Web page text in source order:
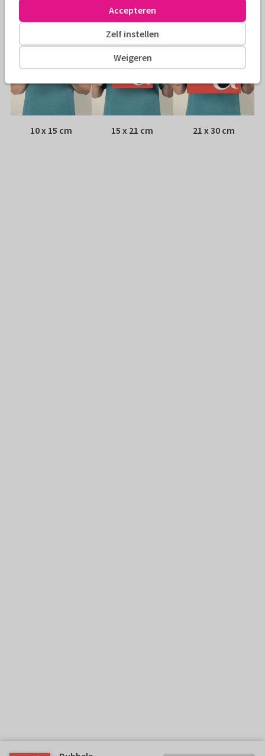
Formaten
10 x 15 cm 15 x 21 cm 21 x 30 cm
Weigeren
Zelf instellen
Accepteren